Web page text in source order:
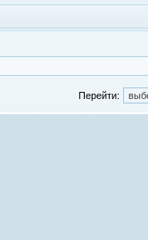
Перейти: